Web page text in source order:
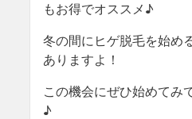
もお得でオススメ♪
冬の間にヒゲ脱毛を始め
ありますよ！
この機会にぜひ始めてみ
♪